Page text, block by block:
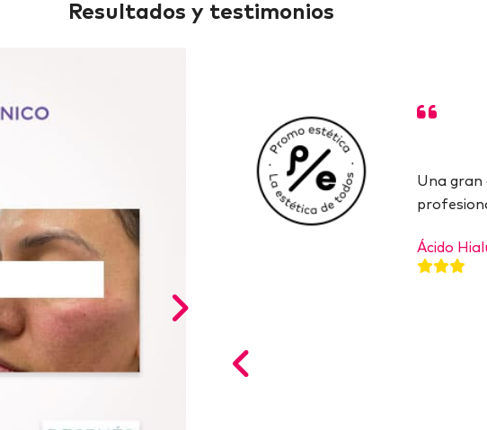
Resultados y testimonios
quede muy contenta
Hialurónico para pómulos
quede muy contenta
para pómulos
Muy
muy
hialurónico
para pómulos
Una gran
Ácido